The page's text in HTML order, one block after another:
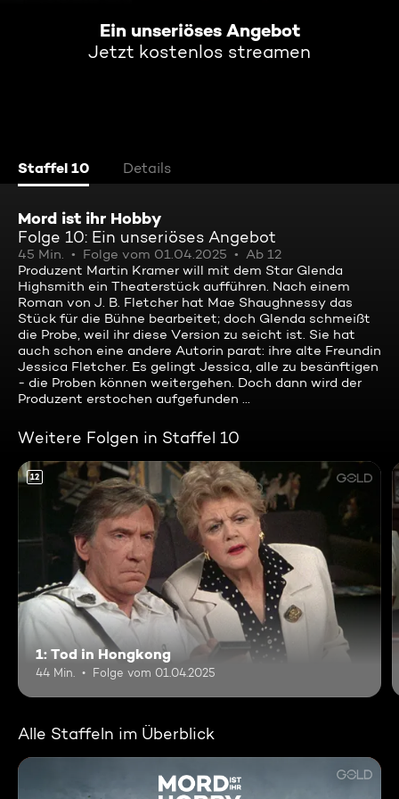
Ein unseriöses Angebot
Jetzt kostenlos streamen
Staffel 10 Details
Mord ist ihr Hobby
Folge 10: Ein unseriöses Angebot
45 Min. Folge vom 01.04.2025
Ab 12
Produzent Martin Kramer will mit dem Star Glenda
Highsmith ein Theaterstück aufführen. Nach einem
Roman von J. B. Fletcher hat Mae Shaughnessy das
Stück für die Bühne bearbeitet; doch Glenda schmeißt
die Probe, weil ihr diese Version zu seicht ist. Sie hat
auch schon eine andere Autorin parat: ihre alte Freundin
Jessica Fletcher. Es gelingt Jessica, alle zu besänftigen
- die Proben können weitergehen. Doch dann wird der
Produzent erstochen aufgefunden ...
Weitere Folgen in Staffel 10
12
1: Tod in Hongkong
44 Min. Folge vom 01.04.2025
Alle Staffeln im Überblick